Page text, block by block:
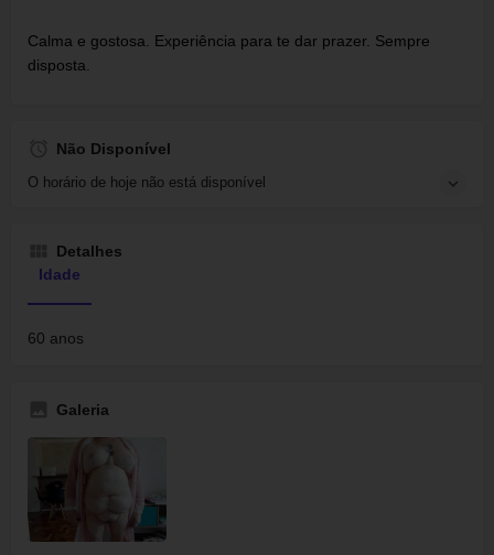
Calma e gostosa. Experiência para te dar prazer. Sempre
disposta.
Não Disponível
O horário de hoje não está disponível
Detalhes
Idade
60 anos
Galeria